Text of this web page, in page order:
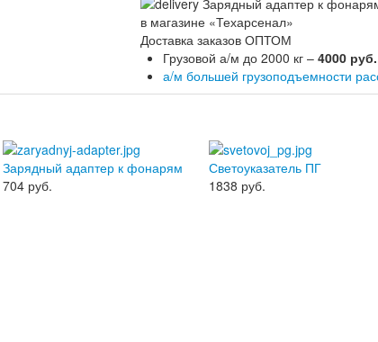
Доставка заказов ОПТОМ
Грузовой а/м до 2000 кг – 4000 руб.
а/м большей грузоподъемности
Зарядный адаптер к фонарям
704 руб.
Светоуказатель ПГ
1838 руб.